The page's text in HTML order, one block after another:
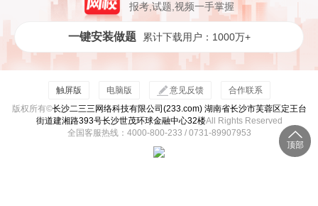
报考,试题,视频一手掌握
一键安装做题 累计下载用户：1000万+
触屏版 电脑版 意见反馈
合作联系
版权所有©长沙二三三网络科技有限公司(233.com) 湖南省长沙市芙蓉区定王台
街道建湘路393号长沙世茂环球金融中心32楼All Rights Reserved
全国客服热线：4000-800-233 / 0731-89907953
顶部